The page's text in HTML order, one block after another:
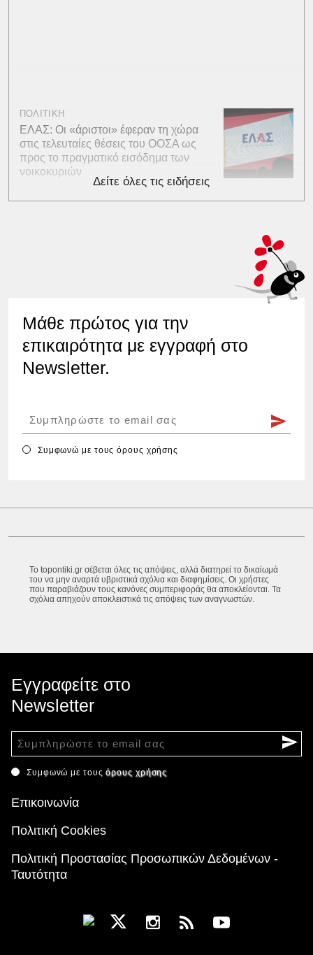
ΠΟΛΙΤΙΚΗ
ΕΛΑΣ: Οι «άριστοι» έφεραν τη χώρα
στις τελευταίες θέσεις του ΟΟΣΑ ως
προς το πραγματικό εισόδημα των
νοικοκυριών
Δείτε όλες τις ειδήσεις
Μάθε πρώτος για την
επικαιρότητα με εγγραφή στο
Newsletter.
Συμφωνώ με τουςόρους χρήσης
Το topontiki.gr σέβεται όλες τις απόψεις, αλλά διατηρεί το δικαίωμά
του να μην αναρτά υβριστικά σχόλια και διαφημίσεις. Οι χρήστες
που παραβιάζουν τους κανόνες συμπεριφοράς θα αποκλείονται. Τα
σχόλια απηχούν αποκλειστικά τις απόψεις των αναγνωστών.
Εγγραφείτε στο
Newsletter
Συμφωνώ με τουςόρους χρήσης
Επικοινωνία
Πολιτική Cookies
Πολιτική Προστασίας Προσωπικών Δεδομένων -
Ταυτότητα